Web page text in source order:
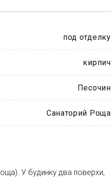
под отделку
кирпич
Песочин
Санаторий Роща
У будинку два поверхи,